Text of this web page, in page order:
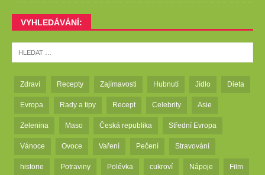
VYHLEDÁVÁNÍ:
Zdraví Recepty Zajímavosti Hubnutí Jídlo Dieta
Evropa Rady a tipy Recept Celebrity Asie
Zelenina Maso Česká republika Střední Evropa
Vánoce Ovoce Vaření Pečení Stravování
historie Potraviny Polévka cukroví Nápoje Film